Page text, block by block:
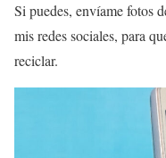
Si puedes, envíame fotos
mis redes sociales, para
reciclar.